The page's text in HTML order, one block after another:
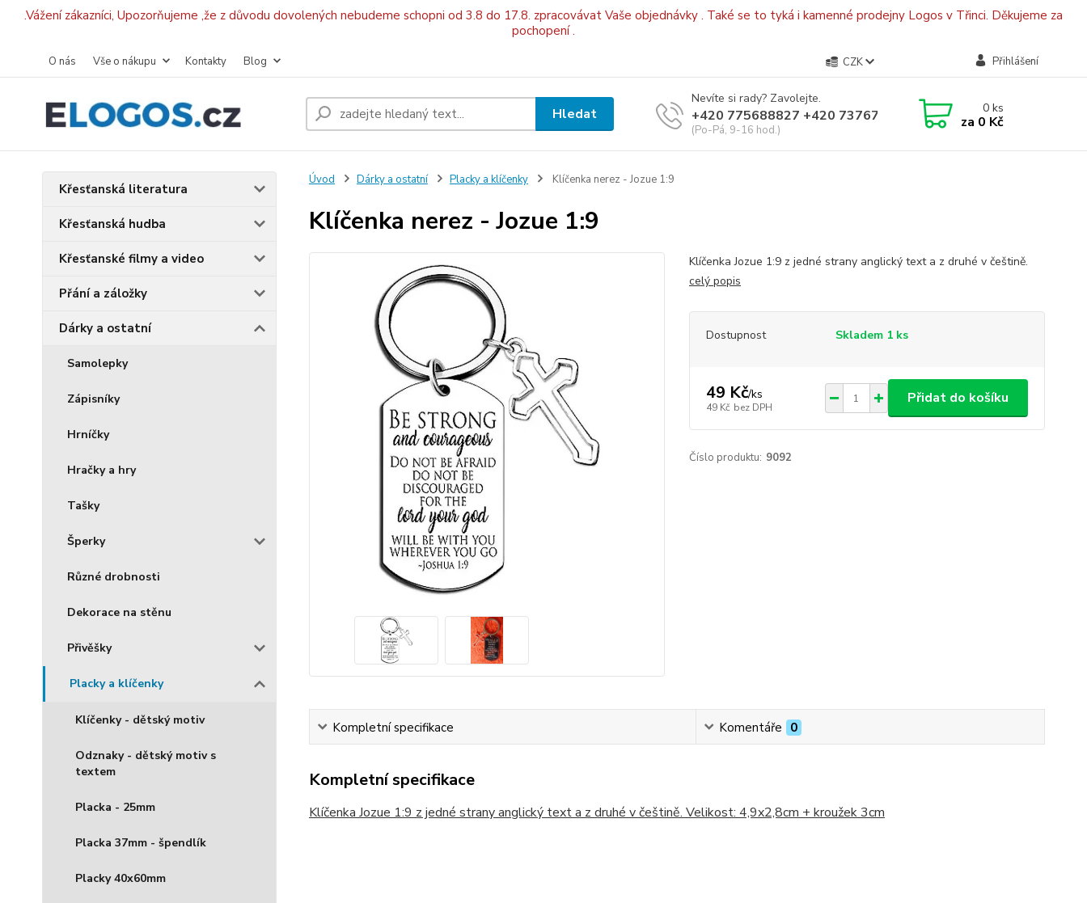
.Vážení zákazníci, Upozorňujeme ,že z důvodu dovolených nebudeme schopni od 3.8 do 17.8. zpracovávat Vaše objednávky . Také se to tyká i kamenné prodejny Logos v Třinci. Děkujeme za
pochopení .
O nás Vše o nákupu Kontakty Blog CZK Přihlášení
Hledat
Nevíte si rady? Zavolejte.
+420 775688827 +420 737670415
(Po-Pá, 9-16 hod.)
0ks
za 0 Kč
Křesťanská literatura
Křesťanská hudba
Křesťanské filmy a video
Přání a záložky
Dárky a ostatní
Samolepky
Zápisníky
Hrníčky
Hračky a hry
Tašky
Šperky
Různé drobnosti
Dekorace na stěnu
Přivěšky
Placky a klíčenky
Klíčenky - dětský motiv
Odznaky - dětský motiv s
textem
Placka - 25mm
Placka 37mm - špendlík
Placky 40x60mm
Úvod Dárky a ostatní Placky a klíčenky Klíčenka nerez - Jozue 1:9
Klíčenka nerez - Jozue 1:9
Klíčenka Jozue 1:9 z jedné strany anglický text a z druhé v češtině.
celý popis
Dostupnost Skladem 1 ks
49 Kč/ks
49 Kč bez DPH
Přidat do košíku
Číslo produktu: 9092
Kompletní specifikace Komentáře 0
Kompletní specifikace
Klíčenka Jozue 1:9 z jedné strany anglický text a z druhé v češtině. Velikost: 4,9x2,8cm + kroužek 3cm